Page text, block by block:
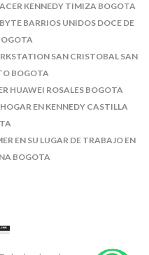
KENNEDY TIMIZA BOGOTA
BARRIOS UNIDOS DOCE DE
SAN CRISTOBAL SAN
BOGOTA
HUAWEI ROSALES BOGOTA
EN KENNEDY CASTILLA
EN SU LUGAR DE TRABAJO EN
BOGOTA